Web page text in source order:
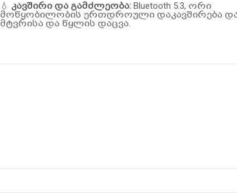
💧 კავშირი და გამძლეობა: Bluetooth 5.3, ორი
მოწყობილობის ერთდროული დაკავშირება და
მტვრისა და წყლის დაცვა.